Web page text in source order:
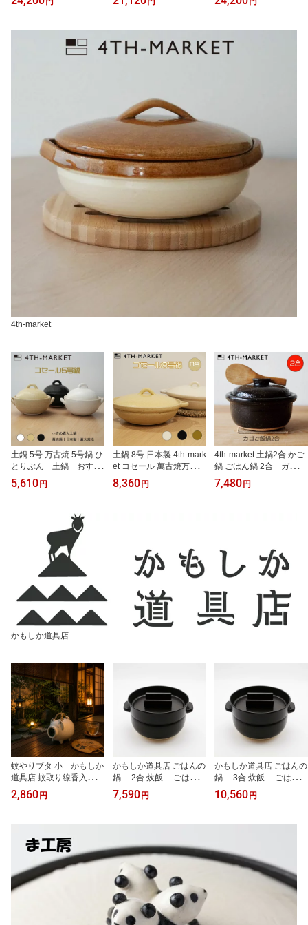
熱陶器 直火専用 ガス火
北欧デザイン Kaamos 土
鍋 手作り ハンドメイド
鍋料理 寄せ鍋 湯豆腐 お
ま工房 ご飯土鍋 炊飯土
子レンジ対応 二重蓋 ク
マ 熊 サケ 鮭 北欧デザイ
ン カーモス 手作り ハン
熱陶器 直火専用 ガス火
ン文字 北欧デザイン Kaa
mos 土鍋 手作り ハンド
メイド 鍋料理 おしゃれ
4th-market
土鍋 5号 万古焼 5号鍋 ひ
とりぶん 土鍋 おすす
めコセール 日本製土鍋
小さい ばんこやき 日本
すすめ 直火 デザイン
シンプル 直火鍋 おしゃ
れ 萬古焼土鍋 ご飯も炊
ける土鍋 小さめ オーブ
ン コンパクト 料理 ブラ
ンド 贈り物
5,610円
土鍋 8号 日本製 4th-mark
et コセール 萬古焼万古焼
浅型 鍋料理用 直火専用
ガス火 遠赤外線 家族用
食器 調理器具 IH不可 す
き焼き鍋 フォースマーケ
ット どなべ 土鍋8号
8,360円
4th-market 土鍋2合 かご
鍋 ごはん鍋 2合 ガス火
専用 萬古焼 日本製 ご飯
鍋 土鍋 炊飯鍋 内蓋付き
炊飯器 ご飯がおいしい
ごはん 炊き込みご飯 お
かゆ 煮物 ギフト 0-1442
7,480円
かもしか道具店
蚊やりブタ 小 かもしか
道具店 蚊取り線香入れ
蚊遣り器 蚊やり豚 日本
製 萬古焼 半磁器 陶器 蚊
ドア 夏の虫よけ おしゃ
れ 白 黒 グレー ギフト プ
レゼント 万古焼
2,860円
かもしか道具店 ごはんの
鍋 2合 炊飯 ごはん
日本製 ふたりぶん
7,590円
かもしか道具店 ごはんの
鍋 3合 炊飯 ごはん
日本製
10,560円